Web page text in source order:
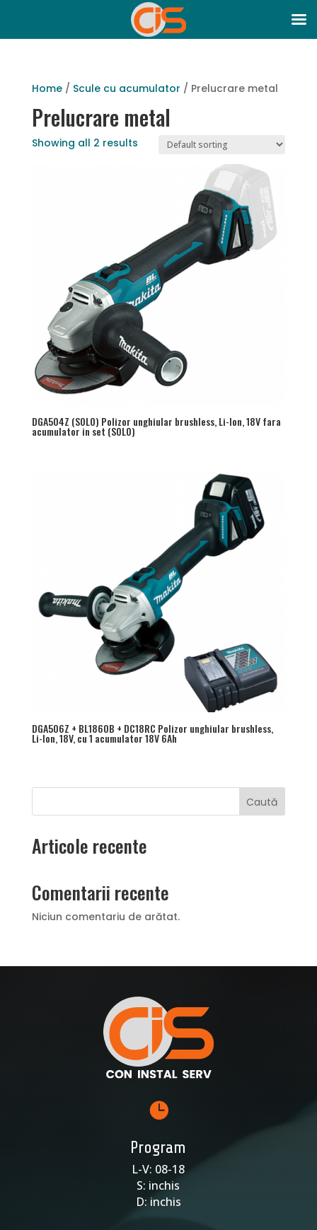
Home/ Scule cu acumulator / Prelucrare metal
Prelucrare metal
Showing all 2 results
DGA504Z (SOLO) Polizor unghiular brushless, Li-Ion, 18V fara
acumulator in set (SOLO)
DGA506Z + BL1860B + DC18RC Polizor unghiular brushless,
Li-Ion, 18V, cu 1 acumulator 18V 6Ah
Caută
Articole recente
Comentarii recente
Niciun comentariu de arătat.

Program
L-V: 08-18
S: inchis
D: inchis